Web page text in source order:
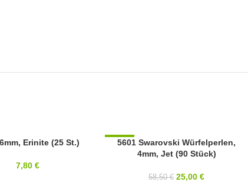
Erinite (25 St.)
7,80€
-57%
5601 Swarovski Würfelperlen,
4mm, Jet (90 Stück)
58,50€ 25,00€